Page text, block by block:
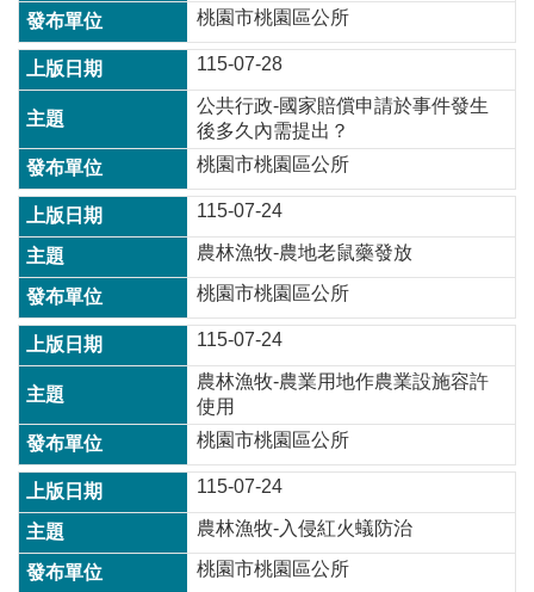
站
資
料
開
放
宣
告
網
站
安
全
政
策
桃園市桃園區公所
115-07-28
公共行政-國家賠償申請於事件發生
後多久內需提出？
桃園市桃園區公所
115-07-24
農林漁牧-農地老鼠藥發放
桃園市桃園區公所
115-07-24
農林漁牧-農業用地作農業設施容許
使用
桃園市桃園區公所
115-07-24
農林漁牧-入侵紅火蟻防治
桃園市桃園區公所